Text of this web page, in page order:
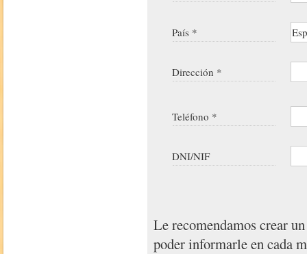
País *
Dirección *
Teléfono *
DNI/NIF
Le recomendamos crear
poder informarle en cada